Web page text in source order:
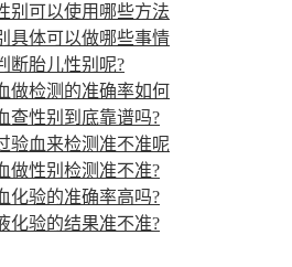
别可以使用哪些方法
具体可以做哪些事情
断胎儿性别呢?
做检测的准确率如何
查性别到底靠谱吗?
验血来检测准不准呢
做性别检测准不准?
化验的准确率高吗?
化验的结果准不准?